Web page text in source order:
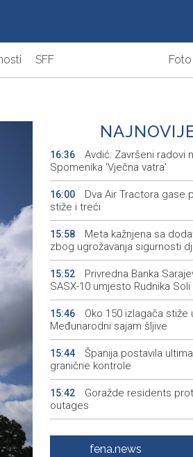
SFF Foto
16:36
Avdić: Završeni radovi
Spomenika 'Vječna vatra'
16:00
Dva Air Tractora gase
stiže i treći
15:58
Meta kažnjena sa
zbog ugrožavanja sigurnosti
15:52
Privredna Banka
SASX-10 umjesto Rudnika Soli
15:46
Oko 150 izlagača stiže
Međunarodni sajam šljive
15:44
Španija postavila
granične kontrole
15:42
Goražde residents
outages
Dani dijaspore Travnik
gospodarstvenika
fena.news